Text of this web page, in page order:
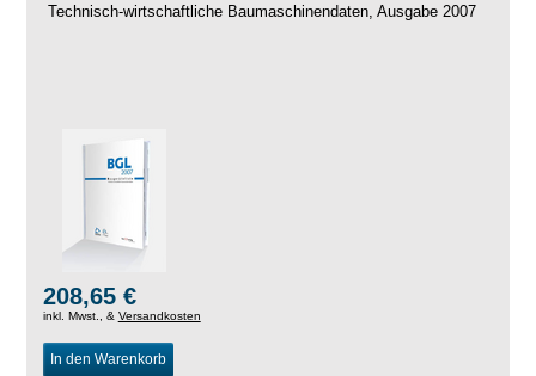
Technisch-wirtschaftliche Baumaschinendaten, Ausgabe 2007
208,65 €
inkl. Mwst., & Versandkosten
In den Warenkorb